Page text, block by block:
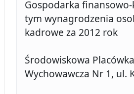
Gospodarka
tym wynagrodzenia
kadrowe za 2012 rok
Środowiskowa
Wychowawcza Nr 1, ul.